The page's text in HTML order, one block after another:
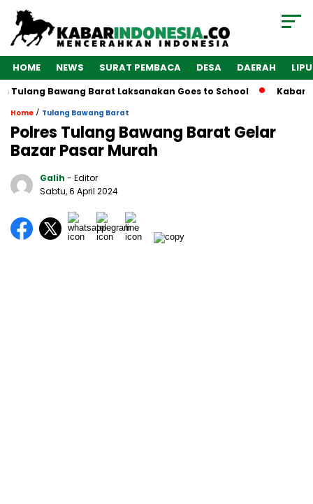
HOME NEWS SURAT PEMBACA DESA DAERAH
Bawang Barat Laksanakan Goes to School
Home / Tulang Bawang Barat
Polres Tulang Bawang Barat Gelar
Bazar Pasar Murah
Galih - Editor
Sabtu, 6 April 2024